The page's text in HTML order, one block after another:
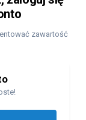
zawartość